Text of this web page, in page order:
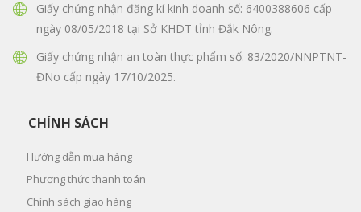
Giấy chứng nhận đăng kí kinh doanh số: 6400388606 cấp
ngày 08/05/2018 tại Sở KHDT tỉnh Đắk Nông.
Giấy chứng nhận an toàn thực phẩm số: 83/2020/NNPTNT-
ĐNo cấp ngày 17/10/2025.
CHÍNH SÁCH
Hướng dẫn mua hàng
Phương thức thanh toán
Chính sách giao hàng